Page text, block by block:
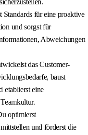
Standards für eine proaktive
und sorgst für
Abweichungen
das Customer-
baust
etablierst eine
optimierst
und förderst die